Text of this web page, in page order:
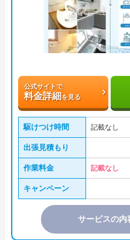
公式サイトで
料金詳細を見る
駆けつけ時間 記載なし
出張見積もり
作業料金 記載なし
キャンペーン
サービスの内